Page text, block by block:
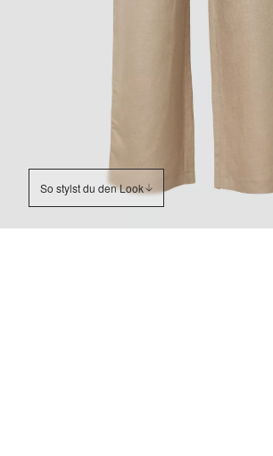
So stylst du den Look